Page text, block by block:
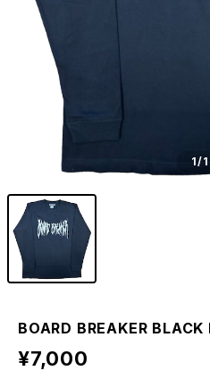
1/1
BOARD BREAKER
¥7,000